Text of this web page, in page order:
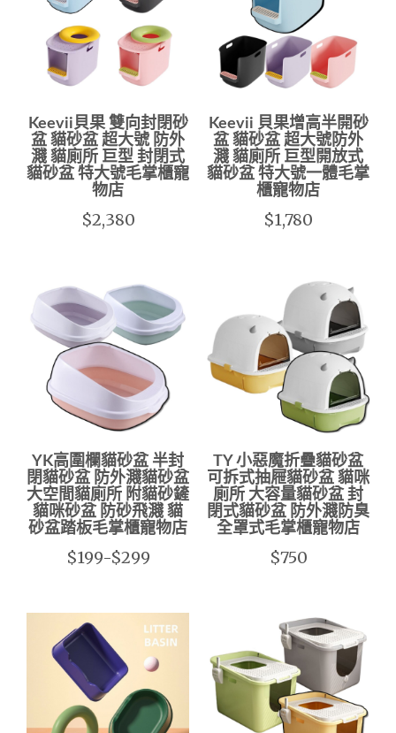
Keevii貝果 雙向封閉砂
盆 貓砂盆 超大號 防外
濺 貓廁所 巨型 封閉式
貓砂盆 特大號毛掌櫃寵
物店
$2,380
Keevii 貝果增高半開砂
盆 貓砂盆 超大號防外
濺 貓廁所 巨型開放式
貓砂盆 特大號一體毛掌
櫃寵物店
$1,780
YK高圍欄貓砂盆 半封
閉貓砂盆 防外濺貓砂盆
大空間貓廁所 附貓砂鏟
貓咪砂盆 防砂飛濺 貓
砂盆踏板毛掌櫃寵物店
$199-$299
TY 小惡魔折疊貓砂盆
可拆式抽屜貓砂盆 貓咪
廁所 大容量貓砂盆 封
閉式貓砂盆 防外濺防臭
全罩式毛掌櫃寵物店
$750